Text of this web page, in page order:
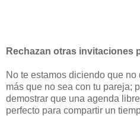
Rechazan otras invitaciones
No te estamos diciendo que
más que no sea con tu pareja;
demostrar que una agenda
perfecto para compartir un